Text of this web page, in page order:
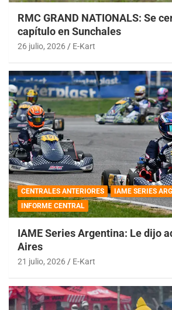
RMC GRAND NATIONALS: Se
capítulo en Sunchales
26 julio, 2026 E-Kart
CENTRALES ANTERIORES
IAME SERIES
INFORME CENTRAL
IAME Series Argentina: Le dijo
Aires
21 julio, 2026 E-Kart